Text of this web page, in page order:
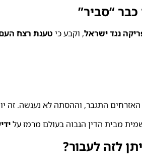
נגד ישראל, וקבע כי טענת רצח
האזרחים התגבר, וההסתה לא נענשה. זה
מבית הדין הגבוה בעולם מרמז על
לזה לעבור?